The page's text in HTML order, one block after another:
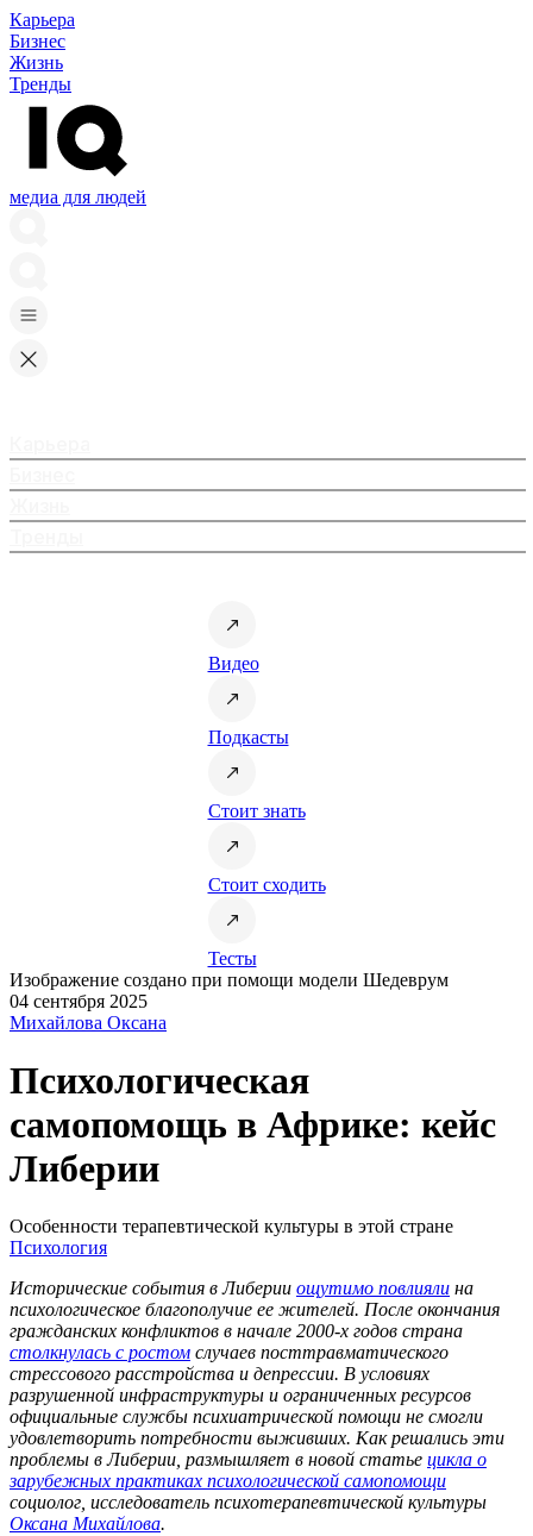
Карьера
Бизнес
Жизнь
Тренды
медиа для людей
Видео
Подкасты
Стоит знать
Стоит сходить
Тесты
Изображение создано при помощи модели Шедеврум
04 сентября 2025
Михайлова Оксана
Психологическая
самопомощь в Африке: кейс
Либерии
Особенности терапевтической культуры в этой стране
Психология
Исторические события в Либерии ощутимо повлияли на
психологическое благополучие ее жителей. После окончания
гражданских конфликтов в начале 2000-х годов страна
столкнулась с ростом случаев посттравматического
стрессового расстройства и депрессии. В условиях
разрушенной инфраструктуры и ограниченных ресурсов
официальные службы психиатрической помощи не смогли
удовлетворить потребности выживших. Как решались эти
проблемы в Либерии, размышляет в новой статье цикла о
зарубежных практиках психологической самопомощи
социолог, исследователь психотерапевтической культуры
Оксана Михайлова.